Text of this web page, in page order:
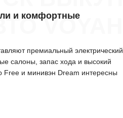
VOYAH
и комфортные
премиальный электрический
салоны, запас хода и высокий
Free и минивэн Dream интересны